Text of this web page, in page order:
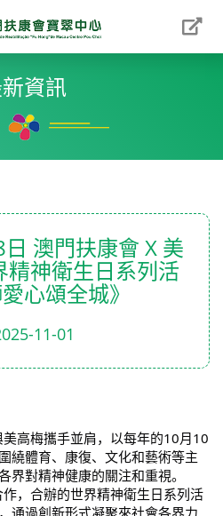
資訊
澳門扶康會 X 美
神衛生日系列活
心頌全城》
11-01
高梅攜手並肩，以每年的10月10
繞體育、康復、文化和藝術等主
界對精神健康的關注和重視。
，合辦的世界精神衛生日系列活
過創新形式凝聚來社會各界力